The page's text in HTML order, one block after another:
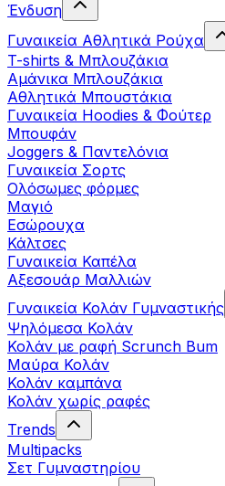
Ένδυση
Γυναικεία Αθλητικά Ρούχα
T-shirts & Μπλουζάκια
Αμάνικα Μπλουζάκια
Aθλητικά Μπουστάκια
Γυναικεία Hoodies & Φούτερ
Μπουφάν
Joggers & Παντελόνια
Γυναικεία Σορτς
Ολόσωμες φόρμες
Μαγιό
Εσώρουχα
Κάλτσες
Γυναικεία Καπέλα
Αξεσουάρ Μαλλιών
Γυναικεία Κολάν Γυμναστικής
Ψηλόμεσα Κολάν
Κολάν με ραφή Scrunch Bum
Μαύρα Κολάν
Κολάν καμπάνα
Κολάν χωρίς ραφές
Trends
Multipacks
Σετ Γυμναστηρίου